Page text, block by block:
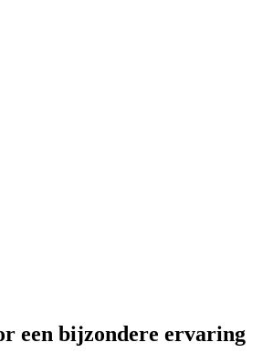
een bijzondere ervaring